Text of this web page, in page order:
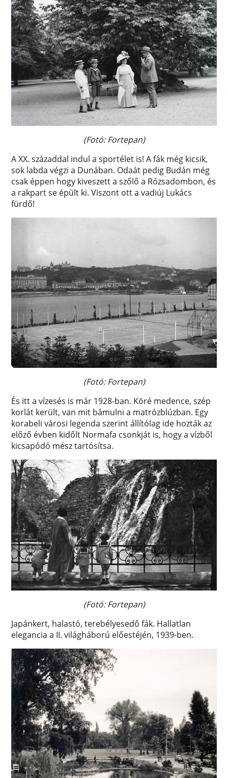
(Fotó: Fortepan)
A XX. századdal indul a sportélet is! A fák még kicsik,
sok labda végzi a Dunában. Odaát pedig Budán még
csak éppen hogy kiveszett a szőlő a Rózsadombon, és
a rakpart se épült ki. Viszont ott a vadiúj Lukács
fürdő!
(Fotó: Fortepan)
És itt a vízesés is már 1928-ban. Köré medence, szép
korlát került, van mit bámulni a matrózblúzban. Egy
korabeli városi legenda szerint állítólag ide hozták az
előző évben kidőlt Normafa csonkját is, hogy a vízből
kicsapódó mész tartósítsa.
(Fotó: Fortepan)
Japánkert, halastó, terebélyesedő fák. Hallatlan
elegancia a II. világháború előestéjén, 1939-ben.